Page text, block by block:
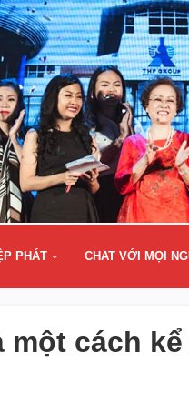
PHÁT CHAT VỚI MỌI
một cách